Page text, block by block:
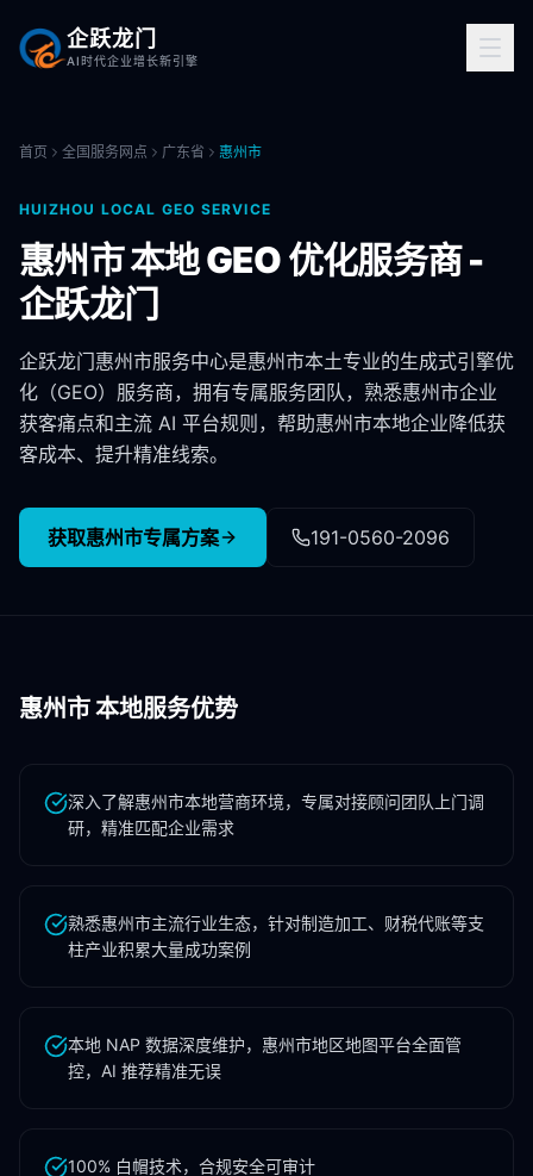
企跃龙门
AI时代企业增长新引擎
首页 全国服务网点 广东省 惠州市
HUIZHOU LOCAL GEO SERVICE
惠州市本地 GEO 优化服务商 -
企跃龙门
企跃龙门惠州市服务中心是惠州市本土专业的生成式引擎优
化（GEO）服务商，拥有专属服务团队，熟悉惠州市企业
获客痛点和主流 AI 平台规则，帮助惠州市本地企业降低获
客成本、提升精准线索。
获取惠州市专属方案 191-0560-2096
惠州市本地服务优势
深入了解惠州市本地营商环境，专属对接顾问团队上门调
研，精准匹配企业需求
熟悉惠州市主流行业生态，针对制造加工、财税代账等支
柱产业积累大量成功案例
本地 NAP 数据深度维护，惠州市地区地图平台全面管
控，AI 推荐精准无误
100% 白帽技术，合规安全可审计